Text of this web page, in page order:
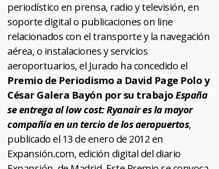
periodístico en prensa, radio y televisión, en
soporte digital o publicaciones on line
relacionados con el transporte y la navegación
aérea, o instalaciones y servicios
aeroportuarios, el Jurado ha concedido el
Premio de Periodismo a David Page Polo y
César Galera Bayón por su trabajoEspaña
se entrega al low cost: Ryanair es la mayor
compañía en un tercio de los aeropuertos,
publicado el 13 de enero de 2012 en
Expansión.com, edición digital del diario